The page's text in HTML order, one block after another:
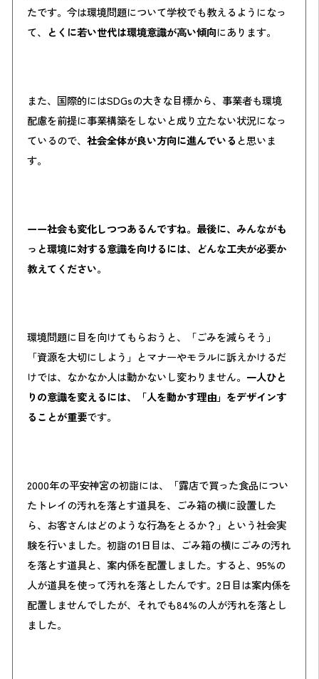
たです。今は環境問題について学校でも教えるようになっ
て、
とくに若い世代は環境意識が高い傾向にあります。
また、国際的にはSDGsの大きな目標から、事業者も環境
配慮を前提に事業構築をしないと成り立たない状況になっ
ているので、 社会全体が良い方向に進んでいる と思いま
す。
ーー社会も変化しつつあるんですね。最後に、みんながも
っと環境に対する意識を向けるには、どんな工夫が必要か
教えてください。
環境問題に目を向けてもらおうと、「ごみを減らそう」
「資源を大切にしよう」とマナーやモラルに訴えかけるだ
けでは、なかなか人は動かないし変わりません。 一人ひと
りの意識を変えるには、「人を動かす理由」をデザインす
ることが重要です。
2000年の平安神宮の初詣には、「露店で買った食品につい
たトレイの汚れを落とす道具を、ごみ箱の横に設置した
ら、お客さんはどのような行為をとるか？」という社会実
験を行いました。初詣の1日目は、ごみ箱の横にごみの汚れ
を落とす道具と、案内係を配置しました。すると、95%の
人が道具を使って汚れを落としたんです。2日目は案内係を
配置しませんでしたが、それでも84%の人が汚れを落とし
ました。